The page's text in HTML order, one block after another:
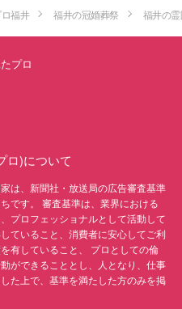
福井 福井の冠婚葬祭 福井の
プロ
ロ)について
は、新聞社・放送局の広告審査基準
です。 審査基準は、業界における
プロフェッショナルとして活動して
ていること、消費者に安心してご利
有していること、 プロとしての倫
ができることとし、人となり、仕事
た上で、基準を満たした方のみを掲